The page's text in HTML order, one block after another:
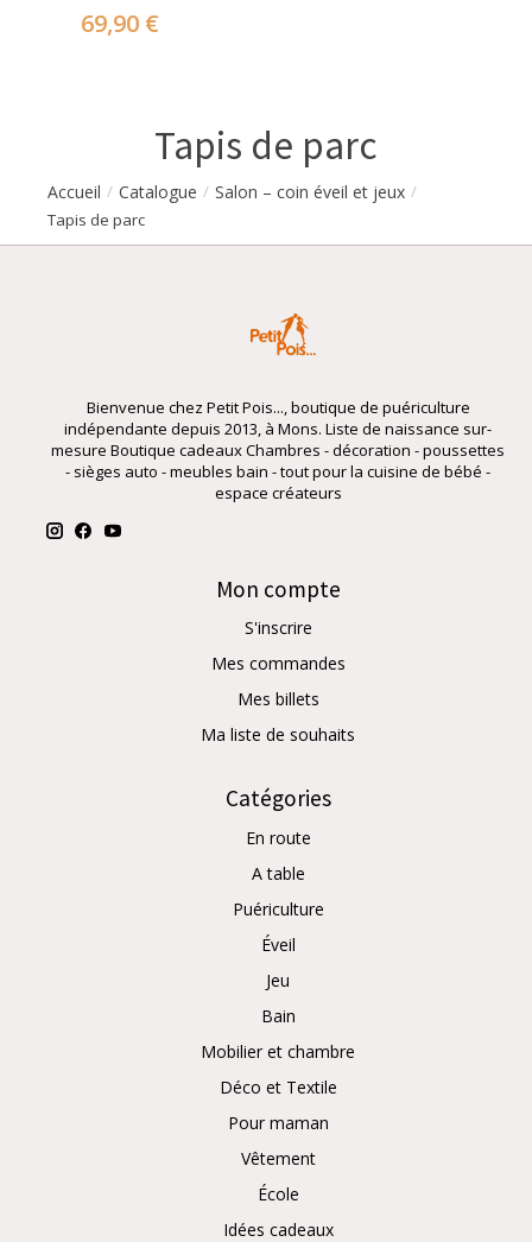
69,90 €
Tapis de parc
Accueil / Catalogue / Salon – coin éveil et jeux /
Tapis de parc
Bienvenue chez Petit Pois..., boutique de puériculture
indépendante depuis 2013, à Mons. Liste de naissance sur-
mesure Boutique cadeaux Chambres - décoration - poussettes
- sièges auto - meubles bain - tout pour la cuisine de bébé -
espace créateurs
Mon compte
S'inscrire
Mes commandes
Mes billets
Ma liste de souhaits
Catégories
En route
A table
Puériculture
Éveil
Jeu
Bain
Mobilier et chambre
Déco et Textile
Pour maman
Vêtement
École
Idées cadeaux